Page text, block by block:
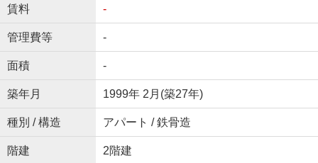
賃料 -
管理費等 -
面積 -
築年月 1999年 2月(築27年)
種別 / 構造 アパート / 鉄骨造
階建 2階建